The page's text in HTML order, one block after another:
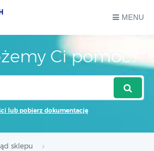
MENU
Ci pomóc?
lub pobierz dokumentację
sklepu